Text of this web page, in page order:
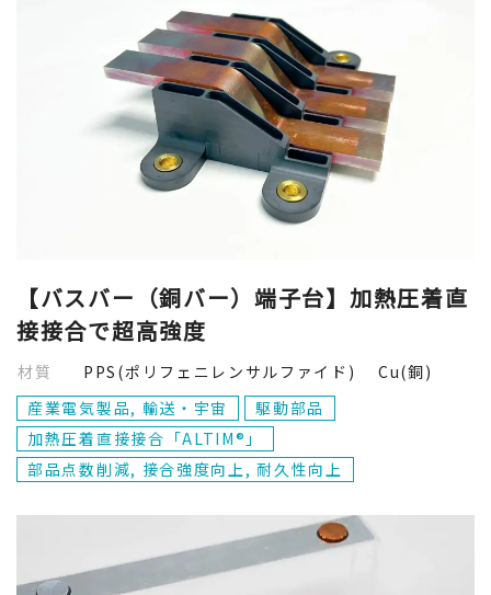
閉じる
【バスバー（銅バー）端子台】加熱圧着直
接接合で超高強度
材質
PPS(ポリフェニレンサルファイド) Cu(銅)
産業電気製品, 輸送・宇宙
駆動部品
加熱圧着直接接合「ALTIM®」
部品点数削減, 接合強度向上, 耐久性向上